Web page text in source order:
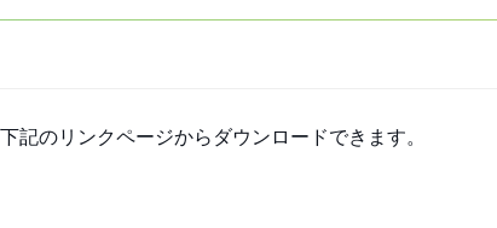
のリンクページからダウンロードできます。